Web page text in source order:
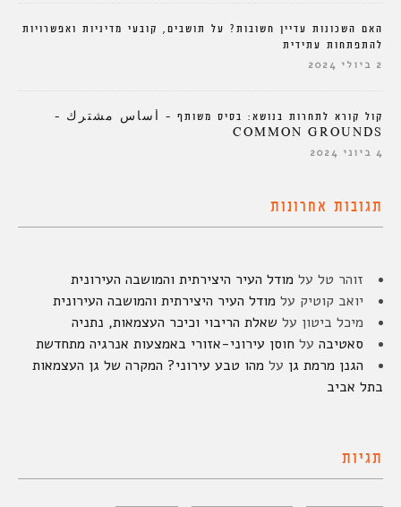
האם השכונות עדיין חשובות? על תושבים, קובעי מדיניות ואפשרויות
להתפתחות עתידית
2 ביולי 2024
קול קורא לתחרות בנושא: בסיס משותף – أساس مشترك –
COMMON GROUNDS
4 ביוני 2024
תגובות אחרונות
זוהר טל על מודל העיר היצירתית והמושבה העירונית
יואב קוטיק על מודל העיר היצירתית והמושבה העירונית
מיכל ביטון על שאלת הריבוי וכיכר העצמאות, נתניה
סאטיבה על חוסן עירוני-אזורי באמצעות אנרגיה מתחדשת
הגנן מרמת גן על מהו טבע עירוני? המקרה של גן העצמאות
בתל אביב
תגיות